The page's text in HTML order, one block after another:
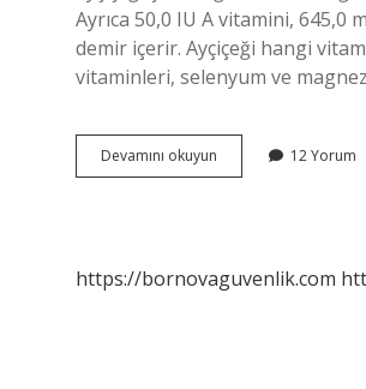
Ayrıca 50,0 IU A vitamini,
demir içerir. Ayçiçeği hangi
vitaminleri, selenyum ve
Devamını okuyun
Çekirdeğinde
12 Yorum
https://bornovaguvenlik.com